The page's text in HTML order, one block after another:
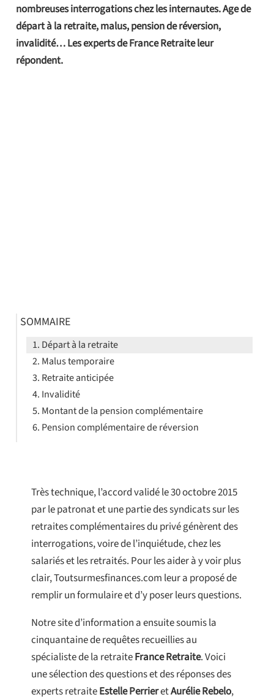
nombreuses interrogations chez les internautes. Age de
départ à la retraite, malus, pension de réversion,
invalidité… Les experts de France Retraite leur
répondent.
Très technique, l’accord validé le 30 octobre 2015
par le patronat et une partie des syndicats sur les
retraites complémentaires du privé génèrent des
interrogations, voire de l’inquiétude, chez les
salariés et les retraités. Pour les aider à y voir plus
clair, Toutsurmesfinances.com leur a proposé de
remplir un formulaire et d’y poser leurs questions.
Notre site d’information a ensuite soumis la
cinquantaine de requêtes recueillies au
spécialiste de la retraiteFrance Retraite. Voici
une sélection des questions et des réponses des
experts retraiteEstelle PerrieretAurélie Rebelo,
SOMMAIRE
Départ à la retraite
Malus temporaire
Retraite anticipée
Invalidité
Montant de la pension complémentaire
Pension complémentaire de réversion